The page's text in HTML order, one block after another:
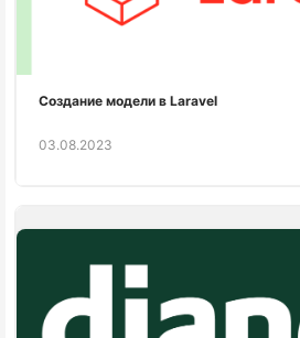
Создание модели в Laravel
03.08.2023